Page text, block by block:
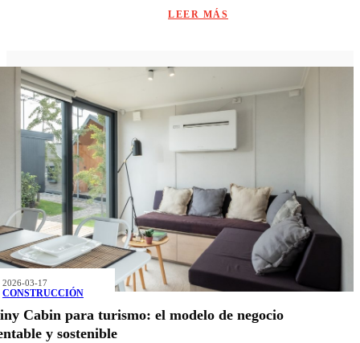
LEER MÁS
2026-03-17
CONSTRUCCIÓN
Cabin para turismo: el modelo de negocio
y sostenible